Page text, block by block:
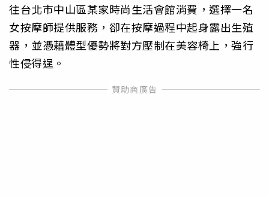
往台北市中山區某家時尚生活會館消費，選擇一名
女按摩師提供服務，卻在按摩過程中起身露出生殖
器，並憑藉體型優勢將對方壓制在美容椅上，強行
性侵得逞。